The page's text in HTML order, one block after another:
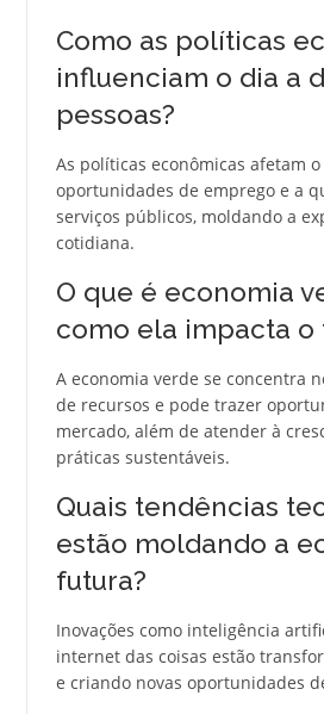
Como as políticas
influenciam o dia a
pessoas?
As políticas econômicas afetam
oportunidades de emprego e a
serviços públicos, moldando a
cotidiana.
O que é economia
como ela impacta o
A economia verde se concentra
de recursos e pode trazer
mercado, além de atender à
práticas sustentáveis.
Quais tendências
estão moldando a
futura?
Inovações como inteligência
internet das coisas estão
e criando novas oportunidades